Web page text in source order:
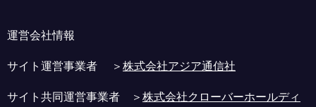
運営会社情報
サイト運営事業者 ＞株式会社アジア通信社
サイト共同運営事業者 ＞株式会社クローバーホールディ